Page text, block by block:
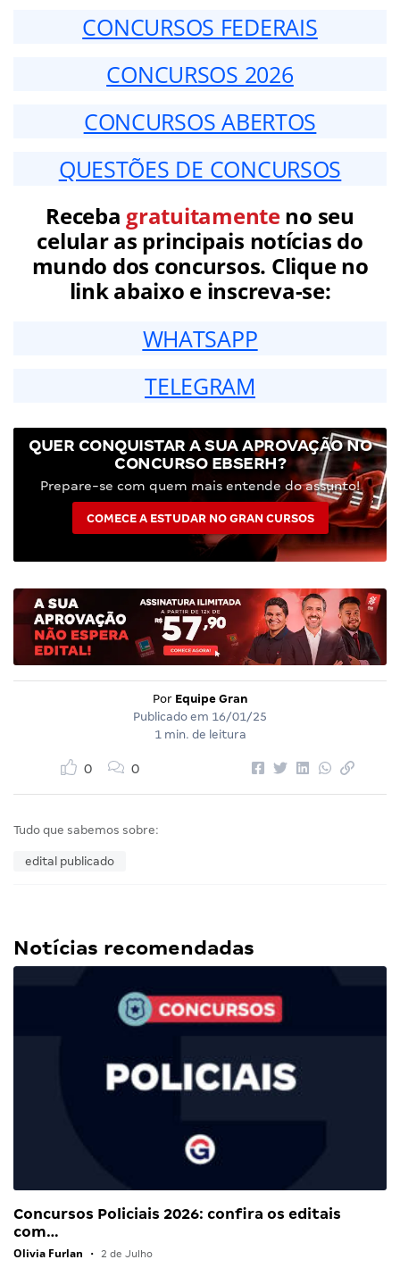
CONCURSOS FEDERAIS
CONCURSOS 2026
CONCURSOS ABERTOS
QUESTÕES DE CONCURSOS
Receba gratuitamenteno seu
celular as principais notícias do
mundo dos concursos. Clique no
link abaixo e inscreva-se:
WHATSAPP
TELEGRAM
QUER CONQUISTAR A SUA APROVAÇÃO NO
CONCURSO EBSERH?
Prepare-se com quem mais entende do assunto!
COMECE A ESTUDAR NO GRAN CURSOS
Por Equipe Gran
Publicado em 16/01/25
1 min. de leitura
0 0
Tudo que sabemos sobre:
edital publicado
Notícias recomendadas
Concursos Policiais 2026: confira os editais
com…
Olivia Furlan • 2 de Julho